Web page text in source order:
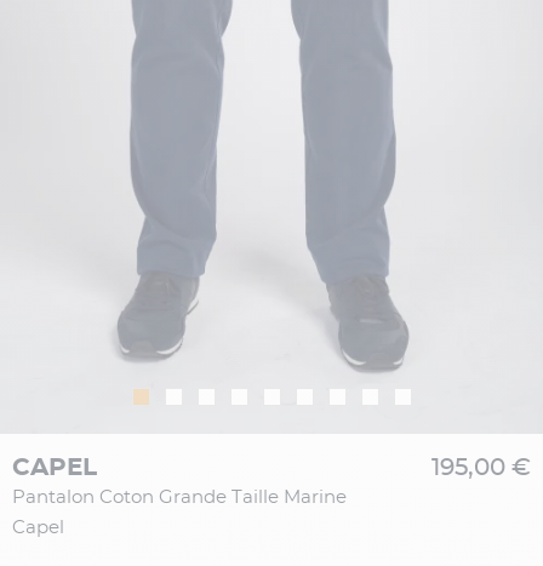
CAPEL
Pantalon Coton Grande Taille Marine
Capel
195,00 €